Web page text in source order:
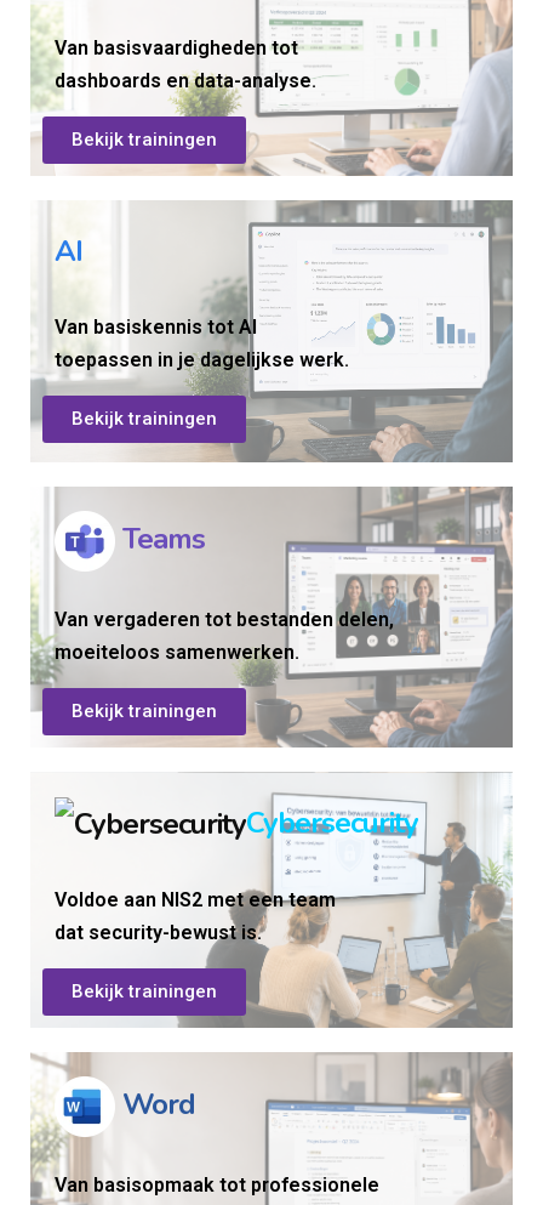
Van basisvaardigheden tot
dashboards en data-analyse.
Bekijk trainingen
AI
Van basiskennis tot AI
toepassen in je dagelijkse werk.
Bekijk trainingen
Teams
Van vergaderen tot bestanden delen,
moeiteloos samenwerken.
Bekijk trainingen
Cybersecurity
Voldoe aan NIS2 met eenteam
dat security-bewust is.
Bekijk trainingen
Word
Van basisopmaak tot professionele